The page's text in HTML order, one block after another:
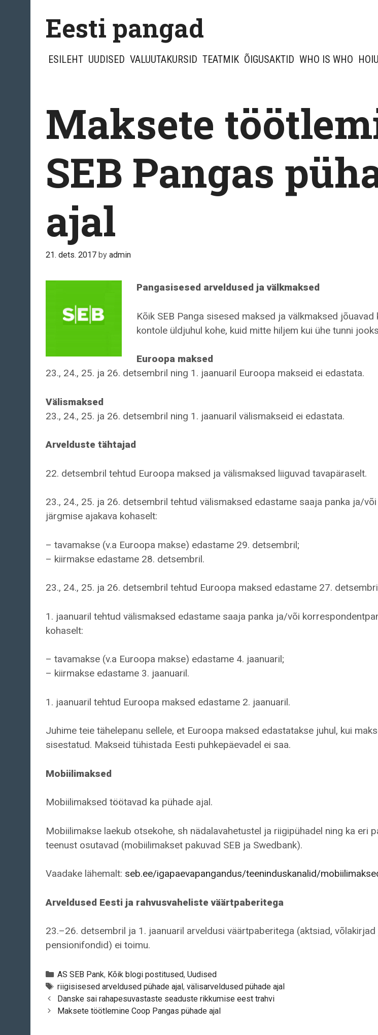
content
Eesti pangad
ESILEHT UUDISED VALUUTAKURSID TEATMIK ÕIGUSAKTID WHO IS WHO
Maksete
SEB Pangas
ajal
21. dets. 2017 by admin
Pangasisesed arveldused ja välkmaksed
Kõik SEB Panga sisesed maksed ja välkmaksed jõuavad
kontole üldjuhul kohe, kuid mitte hiljem kui ühe tunni
Euroopa maksed
23., 24., 25. ja 26. detsembril ning 1. jaanuaril Euroopa makseid ei edastata.
Välismaksed
23., 24., 25. ja 26. detsembril ning 1. jaanuaril välismakseid ei edastata.
Arvelduste tähtajad
22. detsembril tehtud Euroopa maksed ja välismaksed liiguvad tavapäraselt.
23., 24., 25. ja 26. detsembril tehtud välismaksed edastame saaja panka ja/
järgmise ajakava kohaselt:
– tavamakse (v.a Euroopa makse) edastame 29. detsembril;
– kiirmakse edastame 28. detsembril.
23., 24., 25. ja 26. detsembril tehtud Euroopa maksed edastame 27.
1. jaanuaril tehtud välismaksed edastame saaja panka ja/või
kohaselt:
– tavamakse (v.a Euroopa makse) edastame 4. jaanuaril;
– kiirmakse edastame 3. jaanuaril.
1. jaanuaril tehtud Euroopa maksed edastame 2. jaanuaril.
Juhime teie tähelepanu sellele, et Euroopa maksed edastatakse juhul, kui
sisestatud. Makseid tühistada Eesti puhkepäevadel ei saa.
Mobiilimaksed
Mobiilimaksed töötavad ka pühade ajal.
Mobiilimakse laekub otsekohe, sh nädalavahetustel ja riigipühadel ning ka eri
teenust osutavad (mobiilimakset pakuvad SEB ja Swedbank).
Vaadake lähemalt: seb.ee/igapaevapangandus/teeninduskanalid/
Arveldused Eesti ja rahvusvaheliste väärtpaberitega
23.–26. detsembril ja 1. jaanuaril arveldusi väärtpaberitega (aktsiad,
pensionifondid) ei toimu.
Categories
AS SEB Pank, Kõik blogi postitused, Uudised
Tags
riigisisesed arveldused pühade ajal , välisarveldused pühade ajal
Post
navigation
Danske sai rahapesuvastaste seaduste rikkumise eest trahvi
Maksete töötlemine Coop Pangas pühade ajal